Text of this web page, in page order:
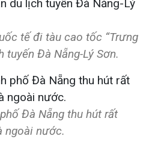
tế đi tàu cao tốc “Trưng
tuyến Đà Nẵng-Lý Sơn.
Đà Nẵng thu hút rất
ngoài nước.